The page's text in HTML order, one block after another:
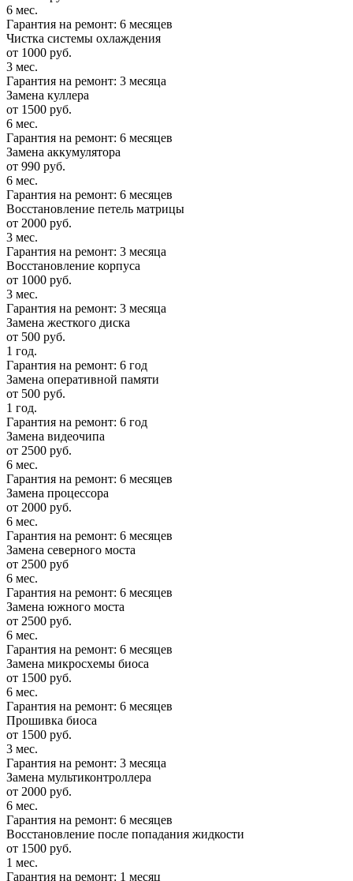
6 мес.
Гарантия на ремонт: 6 месяцев
Чистка системы охлаждения
от 1000 руб.
3 мес.
Гарантия на ремонт: 3 месяца
Замена куллера
от 1500 руб.
6 мес.
Гарантия на ремонт: 6 месяцев
Замена аккумулятора
от 990 руб.
6 мес.
Гарантия на ремонт: 6 месяцев
Восстановление петель матрицы
от 2000 руб.
3 мес.
Гарантия на ремонт: 3 месяца
Восстановление корпуса
от 1000 руб.
3 мес.
Гарантия на ремонт: 3 месяца
Замена жесткого диска
от 500 руб.
1 год.
Гарантия на ремонт: 6 год
Замена оперативной памяти
от 500 руб.
1 год.
Гарантия на ремонт: 6 год
Замена видеочипа
от 2500 руб.
6 мес.
Гарантия на ремонт: 6 месяцев
Замена процессора
от 2000 руб.
6 мес.
Гарантия на ремонт: 6 месяцев
Замена северного моста
от 2500 руб
6 мес.
Гарантия на ремонт: 6 месяцев
Замена южного моста
от 2500 руб.
6 мес.
Гарантия на ремонт: 6 месяцев
Замена микросхемы биоса
от 1500 руб.
6 мес.
Гарантия на ремонт: 6 месяцев
Прошивка биоса
от 1500 руб.
3 мес.
Гарантия на ремонт: 3 месяца
Замена мультиконтроллера
от 2000 руб.
6 мес.
Гарантия на ремонт: 6 месяцев
Восстановление после попадания жидкости
от 1500 руб.
1 мес.
Гарантия на ремонт: 1 месяц